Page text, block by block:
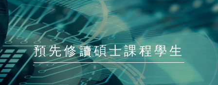
預先修讀碩士課程學生